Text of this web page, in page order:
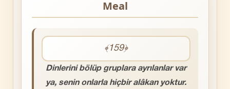
Meal
﴾159﴿
Dinlerini bölüp gruplara ayrılanlar var
ya, senin onlarla hiçbir alâkan yoktur.